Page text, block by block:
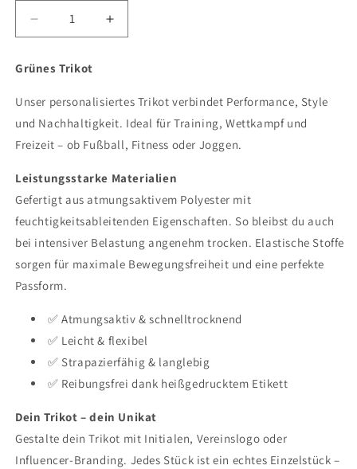
Verringere
die
für
Erhöhe
die
Grünes Trikot
Unser personalisiertes Trikot verbindet Performance, Style
und Nachhaltigkeit. Ideal für Training, Wettkampf und
Freizeit – ob Fußball, Fitness oder Joggen.
Leistungsstarke Materialien
Gefertigt aus atmungsaktivem Polyester mit
feuchtigkeitsableitenden Eigenschaften. So bleibst du auch
bei intensiver Belastung angenehm trocken. Elastische Stoffe
sorgen für maximale Bewegungsfreiheit und eine perfekte
Passform.
✅ Atmungsaktiv & schnelltrocknend
✅ Leicht & flexibel
✅ Strapazierfähig & langlebig
✅ Reibungsfrei dank heißgedrucktem Etikett
Dein Trikot – dein Unikat
Gestalte dein Trikot mit Initialen, Vereinslogo oder
Influencer-Branding. Jedes Stück ist ein echtes Einzelstück –